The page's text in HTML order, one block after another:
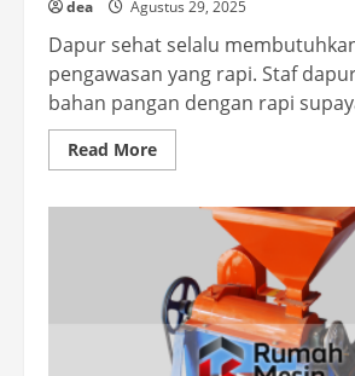
dea Agustus 29, 2025
Dapur sehat selalu
pengawasan yang rapi. Staf
bahan pangan dengan rapi
Read MoreRead
more
Tepat
Pengawasan
Penyimpanan
Makanan
Bergizi